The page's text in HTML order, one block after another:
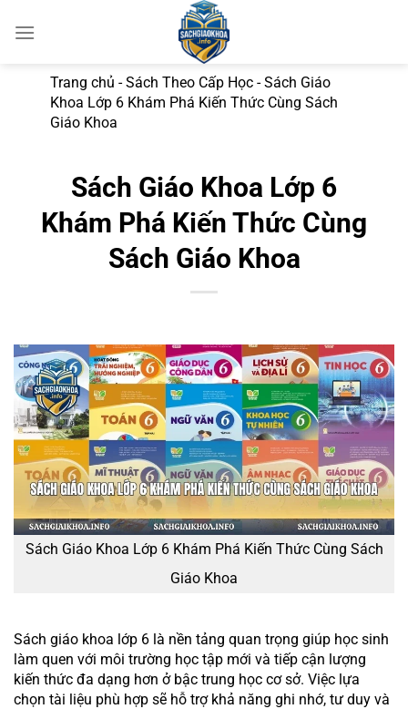
qua
Trang chủ -Sách Theo Cấp Học -Sách Giáo
Khoa Lớp 6 Khám Phá Kiến Thức Cùng Sách
Giáo Khoa
Sách Giáo Khoa Lớp 6
Khám Phá Kiến Thức Cùng
Sách Giáo Khoa
Sách Giáo Khoa Lớp 6 Khám Phá Kiến Thức Cùng Sách
Giáo Khoa
Sách giáo khoa lớp 6 là nền tảng quan trọng giúp học sinh
làm quen với môi trường học tập mới và tiếp cận lượng
kiến thức đa dạng hơn ở bậc trung học cơ sở. Việc lựa
chọn tài liệu phù hợp sẽ hỗ trợ khả năng ghi nhớ, tư duy và